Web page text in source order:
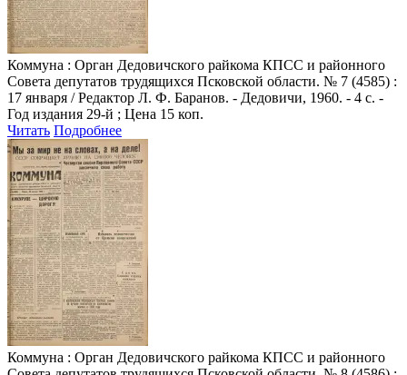
Коммуна : Орган Дедовичского райкома КПСС и районного
Совета депутатов трудящихся Псковской области. № 7 (4585) :
17 января / Редактор Л. Ф. Баранов. - Дедовичи, 1960. - 4 с. -
Год издания 29-й ; Цена 15 коп.
Читать Подробнее
Коммуна : Орган Дедовичского райкома КПСС и районного